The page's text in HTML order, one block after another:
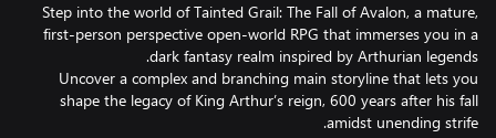
Step into the world of Tainted Grail: The Fall of Avalon, a mature,
first-person perspective open-world RPG that immerses you in a
Uncover a complex and branching main storyline that lets you
shape the legacy of King Arthur’s reign, 600 years after his fall